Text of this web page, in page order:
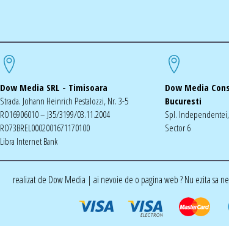
Dow Media SRL - Timisoara
Strada. Johann Heinrich Pestalozzi, Nr. 3-5
RO16906010 – J35/3199/03.11.2004
RO73BREL0002001671170100
Libra Internet Bank
Dow Media
Bucuresti
Spl.
Sector 6
realizat de Dow Media | ai nevoie de o pagina web ? Nu ezita sa